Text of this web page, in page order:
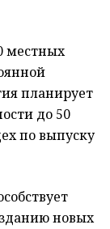
местных
планирует
до 50
по выпуску
новых